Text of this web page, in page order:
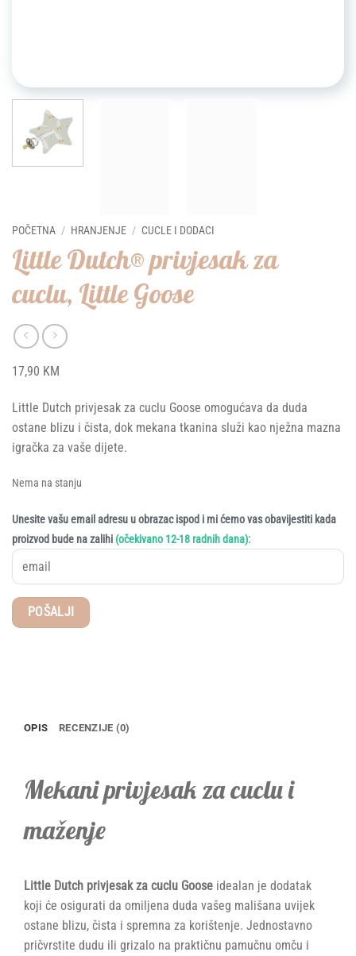
POČETNA / HRANJENJE / CUCLE I DODACI
Little Dutch® privjesak za
cuclu, Little Goose
17,90 KM
Little Dutch privjesak za cuclu Goose omogućava da duda
ostane blizu i čista, dok mekana tkanina služi kao nježna mazna
igračka za vaše dijete.
Nema na stanju
Unesite vašu email adresu u obrazac ispod i mi ćemo vas obavijestiti kada
proizvod bude na zalihi (očekivano 12-18 radnih dana):
OPIS RECENZIJE (0)
Mekani privjesak za cuclu i
maženje
Little Dutch privjesak za cuclu Goose idealan je dodatak
koji će osigurati da omiljena duda vašeg mališana uvijek
ostane blizu, čista i spremna za korištenje. Jednostavno
pričvrstite dudu ili grizalo na praktičnu pamučnu omču i